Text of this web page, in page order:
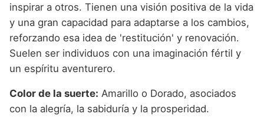
inspirar a otros. Tienen una visión positiva de la vida
y una gran capacidad para adaptarse a los cambios,
reforzando esa idea de 'restitución' y renovación.
Suelen ser individuos con una imaginación fértil y
un espíritu aventurero.
Color de la suerte: Amarillo o Dorado, asociados
con la alegría, la sabiduría y la prosperidad.